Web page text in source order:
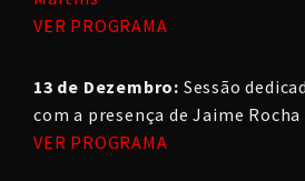
VER PROGRAMA
13 de Dezembro: Sessão
com a presença de Jaime
VER PROGRAMA